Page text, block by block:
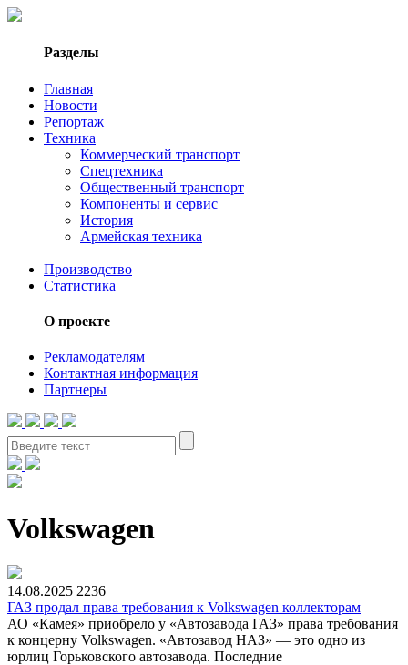
Разделы
Главная
Новости
Репортаж
Техника
Коммерческий транспорт
Спецтехника
Общественный транспорт
Компоненты и сервис
История
Армейская техника
Производство
Статистика
О проекте
Рекламодателям
Контактная информация
Партнеры
Volkswagen
14.08.2025 2236
ГАЗ продал права требования к Volkswagen коллекторам
АО «Камея» приобрело у «Автозавода ГАЗ» права требования
к концерну Volkswagen. «Автозавод НАЗ» — это одно из
юрлиц Горьковского автозавода. Последние